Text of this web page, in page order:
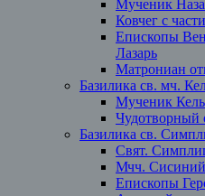
Мученик
Ковчег с
Епископы
Лазарь
Матрониан
Базилика св. мч.
Мученик
Чудотворный
Базилика св.
Свят.
Мчч.
Епископы